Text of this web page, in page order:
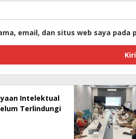
email, dan situs web saya
Intelektual
Terlindungi